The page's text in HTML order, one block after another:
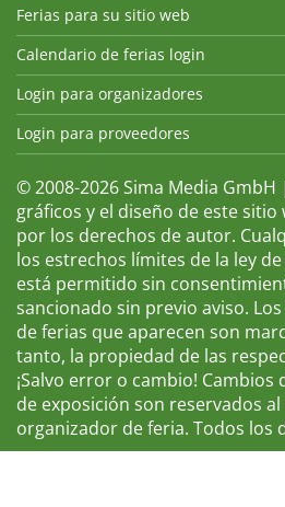
Ferias para su sitio web
Calendario de ferias login
Login para organizadores
Login para proveedores
© 2008-2026 Sima Media
gráficos y el diseño de este
por los derechos de autor.
los estrechos límites de la ley
está permitido sin
sancionado sin previo aviso.
de ferias que aparecen son
tanto, la propiedad de las
¡Salvo error o cambio! Cambios
de exposición son reservados
organizador de feria. Todos los